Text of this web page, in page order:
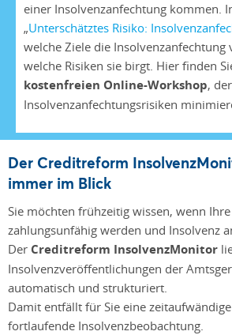
einer Insolvenzanfechtung kommen.
„Unterschätztes Risiko:
welche Ziele die Insolvenzanfechtung
welche Risiken sie birgt. Hier finden
kostenfreien Online-Workshop,
Insolvenzanfechtungsrisiken
Der Creditreform
immer im Blick
Sie möchten frühzeitig wissen, wenn
zahlungsunfähig werden und Insolvenz
Der Creditreform InsolvenzMonitor
Insolvenzveröffentlichungen der
automatisch und strukturiert.
Damit entfällt für Sie eine
fortlaufende Insolvenzbeobachtung.